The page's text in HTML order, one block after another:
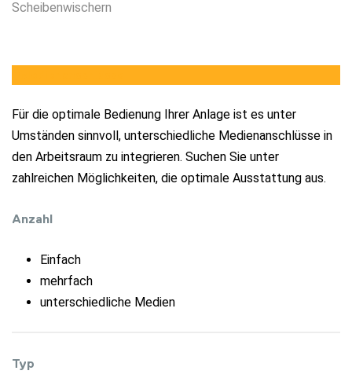
Scheibenwischern
Für die optimale Bedienung Ihrer Anlage ist es unter
Umständen sinnvoll, unterschiedliche Medienanschlüsse in
den Arbeitsraum zu integrieren. Suchen Sie unter
zahlreichen Möglichkeiten, die optimale Ausstattung aus.
Anzahl
Einfach
mehrfach
unterschiedliche Medien
Typ